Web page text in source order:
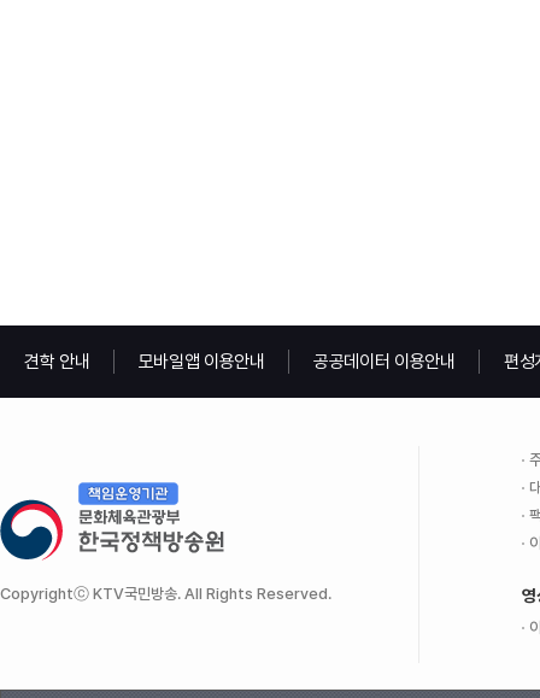
견학 안내 모바일앱 이용안내 공공데이터 이용안내 편성
Copyrightⓒ KTV국민방송. All Rights Reserved. 영